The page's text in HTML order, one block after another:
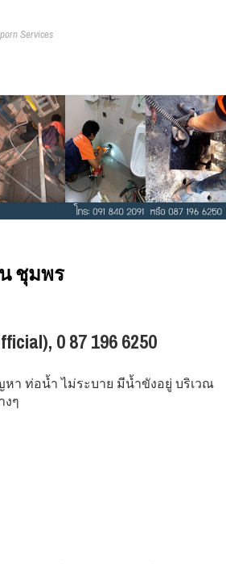
Services
ชุมพร
0 87 196 6250
า ท่อน้ำ ไม่ระบาย มีน้ำขังอยู่ บริเวณ
งๆ